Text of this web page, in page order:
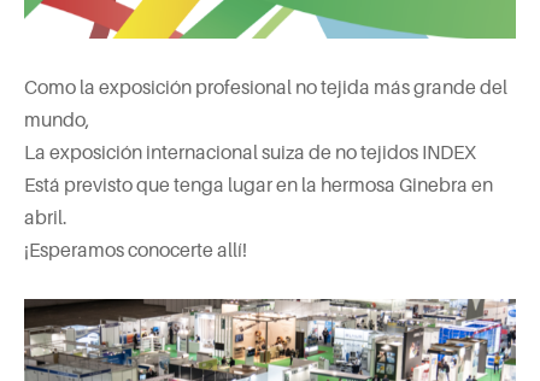
Como la exposición profesional no tejida más grande del
mundo,
La exposición internacional suiza de no tejidos INDEX
Está previsto que tenga lugar en la hermosa Ginebra en
abril.
¡Esperamos conocerte allí!